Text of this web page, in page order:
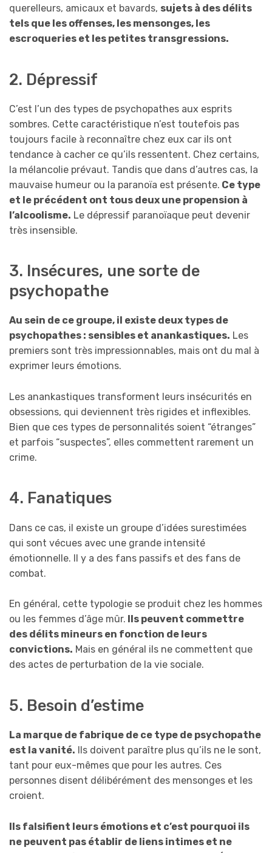
querelleurs, amicaux et bavards, sujets à des délits
tels que les offenses, les mensonges, les
escroqueries et les petites transgressions.
2. Dépressif
C’est l’un des types de psychopathes aux esprits
sombres. Cette caractéristique n’est toutefois pas
toujours facile à reconnaître chez eux car ils ont
tendance à cacher ce qu’ils ressentent. Chez certains,
la mélancolie prévaut. Tandis que dans d’autres cas, la
mauvaise humeur ou la paranoïa est présente. Ce type
et le précédent ont tous deux une propension à
l’alcoolisme. Le dépressif paranoïaque peut devenir
très insensible.
3. Insécures, une sorte de
psychopathe
Au sein de ce groupe, il existe deux types de
psychopathes : sensibles et anankastiques. Les
premiers sont très impressionnables, mais ont du mal à
exprimer leurs émotions.
Les anankastiques transforment leurs insécurités en
obsessions, qui deviennent très rigides et inflexibles.
Bien que ces types de personnalités soient “étranges”
et parfois “suspectes”, elles commettent rarement un
crime.
4. Fanatiques
Dans ce cas, il existe un groupe d’idées surestimées
qui sont vécues avec une grande intensité
émotionnelle. Il y a des fans passifs et des fans de
combat.
En général, cette typologie se produit chez les hommes
ou les femmes d’âge mûr. Ils peuvent commettre
des délits mineurs en fonction de leurs
convictions. Mais en général ils ne commettent que
des actes de perturbation de la vie sociale.
5. Besoin d’estime
La marque de fabrique de ce type de psychopathe
est la vanité. Ils doivent paraître plus qu’ils ne le sont,
tant pour eux-mêmes que pour les autres. Ces
personnes disent délibérément des mensonges et les
croient.
Ils falsifient leurs émotions et c’est pourquoi ils
ne peuvent pas établir de liens intimes et ne